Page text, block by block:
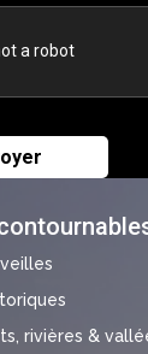
rivières &